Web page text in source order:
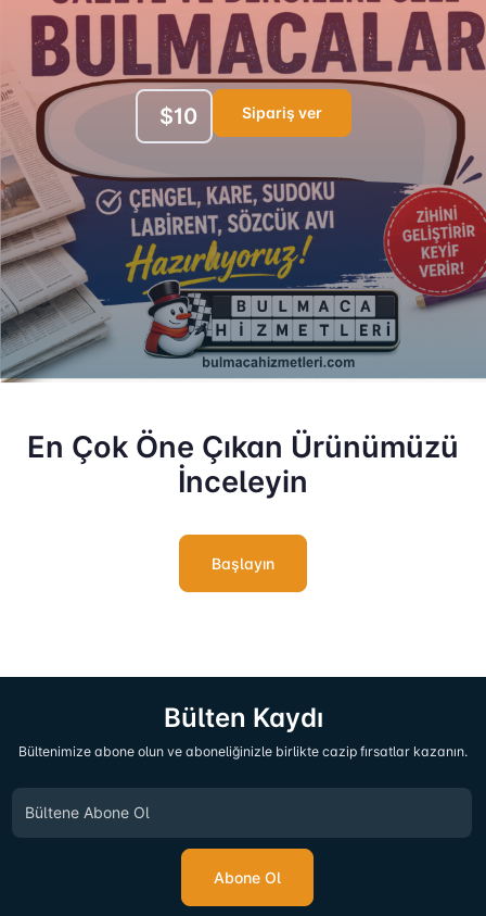
$10 Sipariş ver
En Çok Öne Çıkan Ürünümüzü
İnceleyin
Başlayın
Bülten Kaydı
Bültenimize abone olun ve aboneliğinizle birlikte cazip fırsatlar kazanın.
Abone Ol